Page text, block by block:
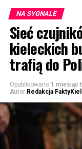
NA SYGNALE
Sieć
kieleckich
trafią do
Opublikowano 1 miesiąc
Autor Redakcja